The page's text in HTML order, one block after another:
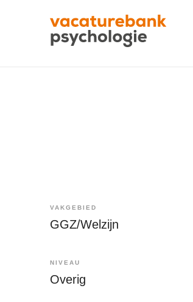
VAKGEBIED
GGZ/Welzijn
NIVEAU
Overig